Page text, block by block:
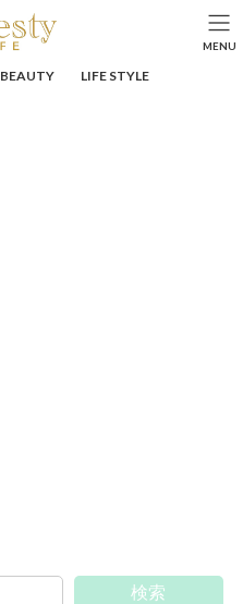
BEAUTY LIFE STYLE
検索
MENU